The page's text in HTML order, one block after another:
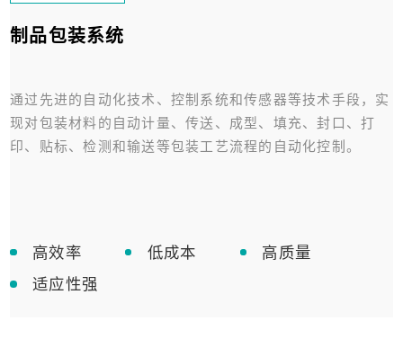
制品包装系统
通过先进的自动化技术、控制系统和传感器等技术手段，实
现对包装材料的自动计量、传送、成型、填充、封口、打
印、贴标、检测和输送等包装工艺流程的自动化控制。
高效率 低成本
高质量
适应性强